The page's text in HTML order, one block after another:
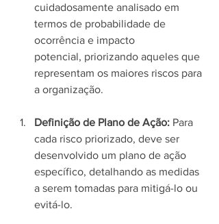
cuidadosamente analisado em
termos de probabilidade de
ocorrência e impacto
potencial, priorizando aqueles que
representam os maiores riscos para
a organização.
Definição de Plano de Ação: Para
cada risco priorizado, deve ser
desenvolvido um plano de ação
específico, detalhando as medidas
a serem tomadas para mitigá-lo ou
evitá-lo.